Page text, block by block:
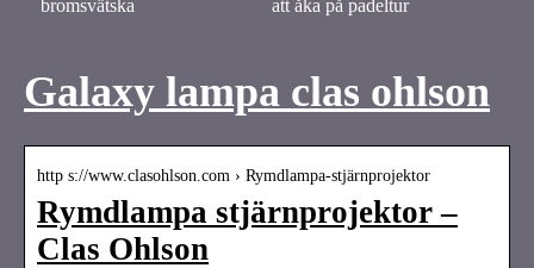
bromsvätska
att åka på padeltur
Galaxy lampa clas ohlson
http s://www.clasohlson.com › Rymdlampa-stjärnprojektor
Rymdlampa stjärnprojektor –
Clas Ohlson